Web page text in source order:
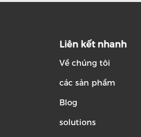
Liên kết nhanh
Về chúng tôi
các sản phẩm
Blog
solutions